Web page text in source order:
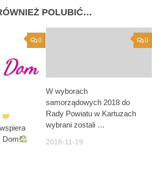
POLUBIĆ…
0
wspiera
Dom
0
W wyborach
samorządowych 2018 do
Rady Powiatu w Kartuzach
wybrani zostali …
2018-11-19